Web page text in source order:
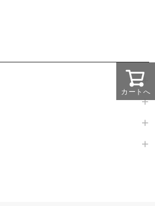
カートへ